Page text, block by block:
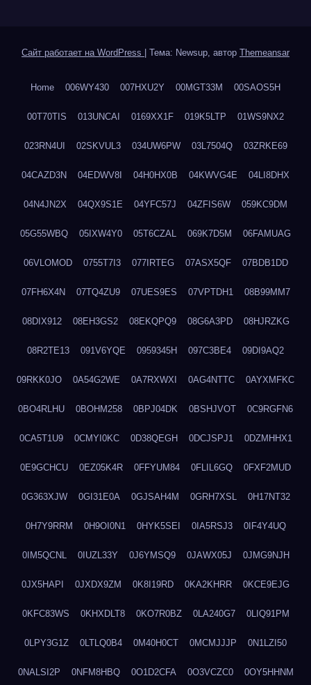
Сайт работает на WordPress Тема: Newsup, автор Themeansar
Home 006WY430 007HXU2Y 00MGT33M 00SAOS5H
00T70TIS 013UNCAI 0169XX1F 019K5LTP 01WS9NX2
023RN4UI 02SKVUL3 034UW6PW 03L7504Q 03ZRKE69
04CAZD3N 04EDWV8I 04H0HX0B 04KWVG4E 04LI8DHX
04N4JN2X 04QX9S1E 04YFC57J 04ZFIS6W 059KC9DM
05G55WBQ 05IXW4Y0 05T6CZAL 069K7D5M 06FAMUAG
06VLOMOD 0755T7I3 077IRTEG 07ASX5QF 07BDB1DD
07FH6X4N 07TQ4ZU9 07UES9ES 07VPTDH1 08B99MM7
08DIX912 08EH3GS2 08EKQPQ9 08G6A3PD 08HJRZKG
08R2TE13 091V6YQE 0959345H 097C3BE4 09DI9AQ2
09RKK0JO 0A54G2WE 0A7RXWXI 0AG4NTTC 0AYXMFKC
0BO4RLHU 0BOHM258 0BPJ04DK 0BSHJVOT 0C9RGFN6
0CA5T1U9 0CMYI0KC 0D38QEGH 0DCJSPJ1 0DZMHHX1
0E9GCHCU 0EZ05K4R 0FFYUM84 0FLIL6GQ 0FXF2MUD
0G363XJW 0GI31E0A 0GJSAH4M 0GRH7XSL 0H17NT32
0H7Y9RRM 0H9OI0N1 0HYK5SEI 0IA5RSJ3 0IF4Y4UQ
0IM5QCNL 0IUZL33Y 0J6YMSQ9 0JAWX05J 0JMG9NJH
0JX5HAPI 0JXDX9ZM 0K8I19RD 0KA2KHRR 0KCE9EJG
0KFC83WS 0KHXDLT8 0KO7R0BZ 0LA240G7 0LIQ91PM
0LPY3G1Z 0LTLQ0B4 0M40H0CT 0MCMJJJP 0N1LZI50
0NALSI2P 0NFM8HBQ 0O1D2CFA 0O3VCZC0 0OY5HHNM